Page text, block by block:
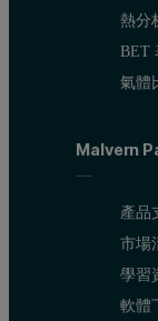
熱分
BET
氣體
Malvern
產品
市場
學習
軟體